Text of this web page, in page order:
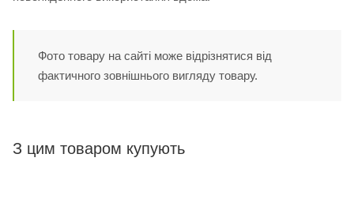
Фото товару на сайті може відрізнятися від
фактичного зовнішнього вигляду товару.
З цим товаром купують